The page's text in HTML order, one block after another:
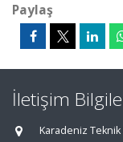
Paylaş
İletişim
Karadeniz